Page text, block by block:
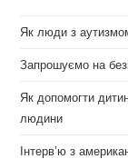
Як люди з
Запрошуємо на
Як допомогти
людини
Інтерв’ю з